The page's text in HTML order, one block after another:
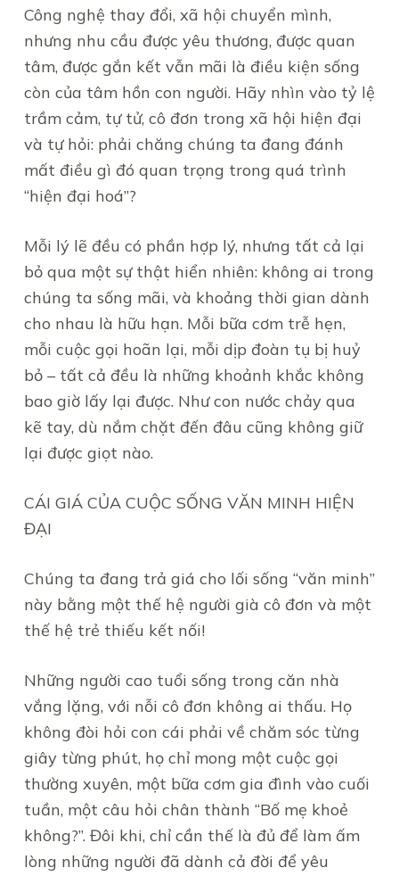
Công nghệ thay đổi, xã hội chuyển mình,
nhưng nhu cầu được yêu thương, được quan
tâm, được gắn kết vẫn mãi là điều kiện sống
còn của tâm hồn con người. Hãy nhìn vào tỷ lệ
trầm cảm, tự tử, cô đơn trong xã hội hiện đại
và tự hỏi: phải chăng chúng ta đang đánh
mất điều gì đó quan trọng trong quá trình
“hiện đại hoá”?
Mỗi lý lẽ đều có phần hợp lý, nhưng tất cả lại
bỏ qua một sự thật hiển nhiên: không ai trong
chúng ta sống mãi, và khoảng thời gian dành
cho nhau là hữu hạn. Mỗi bữa cơm trễ hẹn,
mỗi cuộc gọi hoãn lại, mỗi dịp đoàn tụ bị huỷ
bỏ – tất cả đều là những khoảnh khắc không
bao giờ lấy lại được. Như con nước chảy qua
kẽ tay, dù nắm chặt đến đâu cũng không giữ
lại được giọt nào.
CÁI GIÁ CỦA CUỘC SỐNG VĂN MINH HIỆN
ĐẠI
Chúng ta đang trả giá cho lối sống “văn minh”
này bằng một thế hệ người già cô đơn và một
thế hệ trẻ thiếu kết nối!
Những người cao tuổi sống trong căn nhà
vắng lặng, với nỗi cô đơn không ai thấu. Họ
không đòi hỏi con cái phải về chăm sóc từng
giây từng phút, họ chỉ mong một cuộc gọi
thường xuyên, một bữa cơm gia đình vào cuối
tuần, một câu hỏi chân thành “Bố mẹ khoẻ
không?”. Đôi khi, chỉ cần thế là đủ để làm ấm
lòng những người đã dành cả đời để yêu